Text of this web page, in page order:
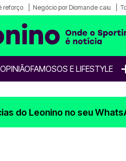
reforço Negócio por Diomande caiu
OPINIÃOFAMOSOS E LIFESTYLE
do Leonino no seu